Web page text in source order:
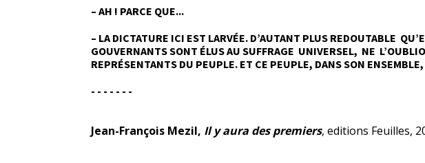
– AH ! PARCE QUE...
– LA DICTATURE ICI EST LARVÉE. D’AUTANT PLUS REDOUTABLE
GOUVERNANTS SONT ÉLUS AU SUFFRAGE UNIVERSEL, NE
REPRÉSENTANTS DU PEUPLE. ET CE PEUPLE, DANS SON
- - - - - - -
Jean-François Mezil, Il y aura des premiers, editions Feuilles,